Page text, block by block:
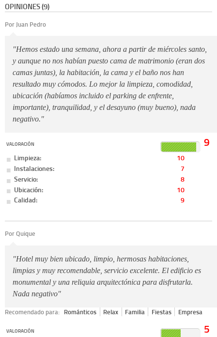
OPINIONES (9)
Por Juan Pedro
"Hemos estado una semana, ahora a partir de miércoles santo,
y aunque no nos habían puesto cama de matrimonio (eran dos
camas juntas), la habitación, la cama y el baño nos han
resultado muy cómodos. Lo mejor la limpieza, comodidad,
ubicación (habíamos incluido el parking de enfrente,
importante), tranquilidad, y el desayuno (muy bueno), nada
negativo."
VALORACIÓN 9
Limpieza:
10
Instalaciones:
7
Servicio:
8
Ubicación:
10
Calidad:
9
Por Quique
"Hotel muy bien ubicado, limpio, hermosas habitaciones,
limpias y muy recomendable, servicio excelente. El edificio es
monumental y una reliquia arquitectónica para disfrutarla.
Nada negativo"
Recomendado para: Románticos Relax Familia Fiestas Empresa
VALORACIÓN 5